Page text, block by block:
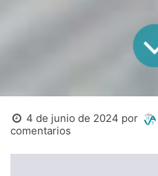
4 de junio de 2024 por
comentarios